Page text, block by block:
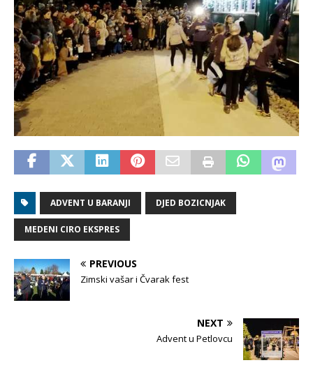
ADVENT U BARANJI DJED BOZICNJAK
MEDENI CIRO EKSPRES
PREVIOUS
Zimski vašar i Čvarak fest
NEXT
Advent u Petlovcu